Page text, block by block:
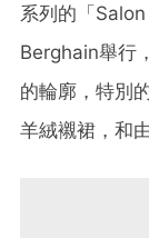
系列的「
Berghain舉行
的輪廓，特別
羊絨襯裙，和